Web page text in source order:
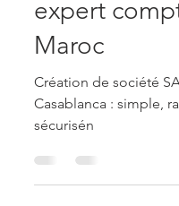
Casablanca
expert
Maroc
Création de société
sécurisén